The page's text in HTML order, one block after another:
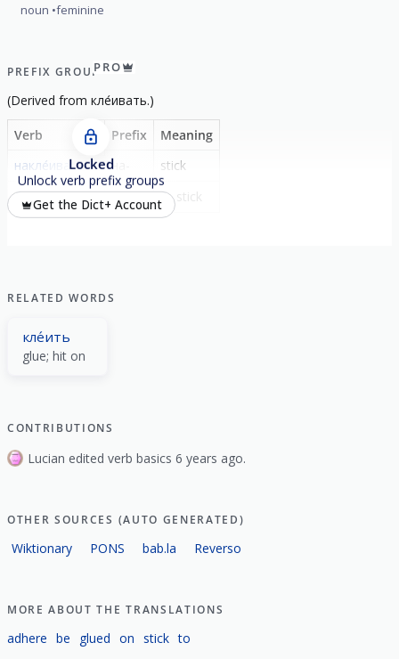
noun feminine
PREFIX GROUPPRO
(Derived from кле́ивать.)
Verb Prefix
Meaning
накле́ивать
на-
stick
накле́иваться
- to stick
Locked
Unlock verb prefix groups
Get the Dict+ Account
RELATED WORDS
кле́ить
glue; hit on
CONTRIBUTIONS
Lucian edited verb basics 6 years ago.
OTHER SOURCES (AUTO GENERATED)
Wiktionary PONS bab.la Reverso
MORE ABOUT THE TRANSLATIONS
adhere be glued on stick to